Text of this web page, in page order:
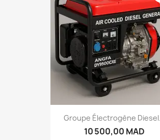
Groupe Électrogène
10 500,00 MAD